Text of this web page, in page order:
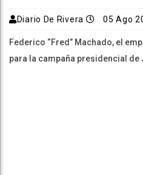
Diario De Rivera 05 Ago
Federico “Fred” Machado, el
para la campaña presidencial de